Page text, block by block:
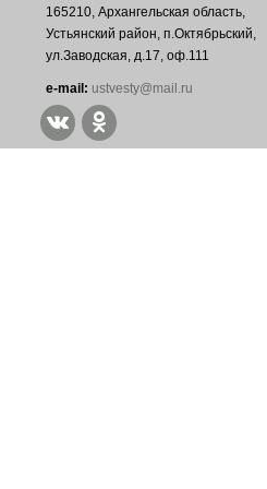
165210, Архангельская область,
Устьянский район, п.Октябрьский,
ул.Заводская, д.17, оф.111
е-mail: ustvesty@mail.ru